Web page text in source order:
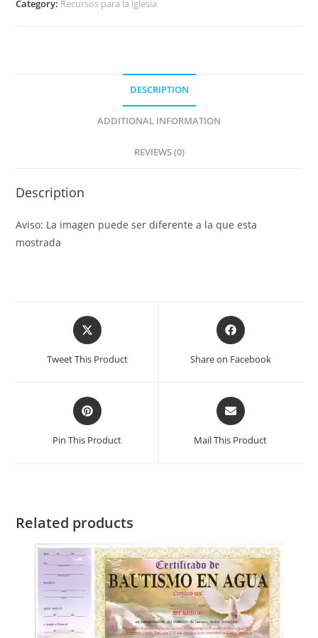
Category: Recursos para la iglesia
DESCRIPTION
ADDITIONAL INFORMATION
REVIEWS (0)
Description
Aviso: La imagen puede ser diferente a la que esta
mostrada
Tweet This Product Share on Facebook
Pin This Product Mail This Product
Related products